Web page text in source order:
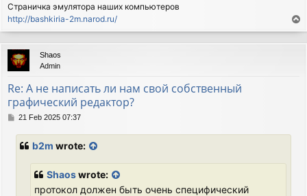
Страничка эмулятора наших компьютеров
http://bashkiria-2m.narod.ru/
o
p
Shaos
Admin
Re: А не написать ли нам свой собственный
графический редактор?
P21 Feb 2025 07:37
b2m wrote:
Shaoswrote:
протокол должен быть очень специфический